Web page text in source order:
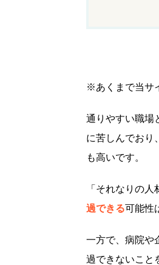
※あくまで当サ
通りやすい職場
に苦しんでおり
も高いです。
「それなりの
過できる可能性
一方で、病院や
過できないこと